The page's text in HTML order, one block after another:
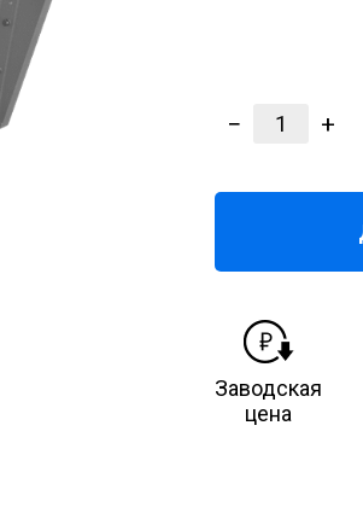
− 1 +
Заводская
цена